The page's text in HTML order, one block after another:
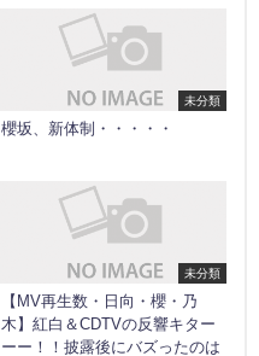
未分類
櫻坂、新体制・・・・・
未分類
【MV再生数・日向・櫻・乃
木】紅白＆CDTVの反響キター
ーー！！披露後にバズったのは